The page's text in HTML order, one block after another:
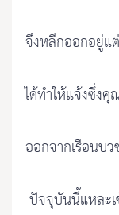
จึงหลีกออกอยู่แ
ได้ทำให้แจ้งซึ่ง
ออกจากเรือนบ
ปัจจุบันนี้แหละ